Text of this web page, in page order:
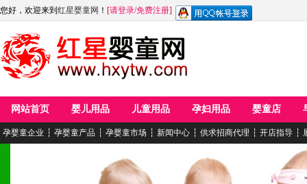
您好，欢迎来到 红星婴童网 ！ [请登录/免费注册]
网站首页 婴儿用品 儿童用品 孕妇用品 婴童店
孕婴童企业 ┆ 孕婴童产品 ┆ 孕婴童市场 ┆ 新闻中心 ┆ 供求招商代理 ┆ 开店指导 ┆